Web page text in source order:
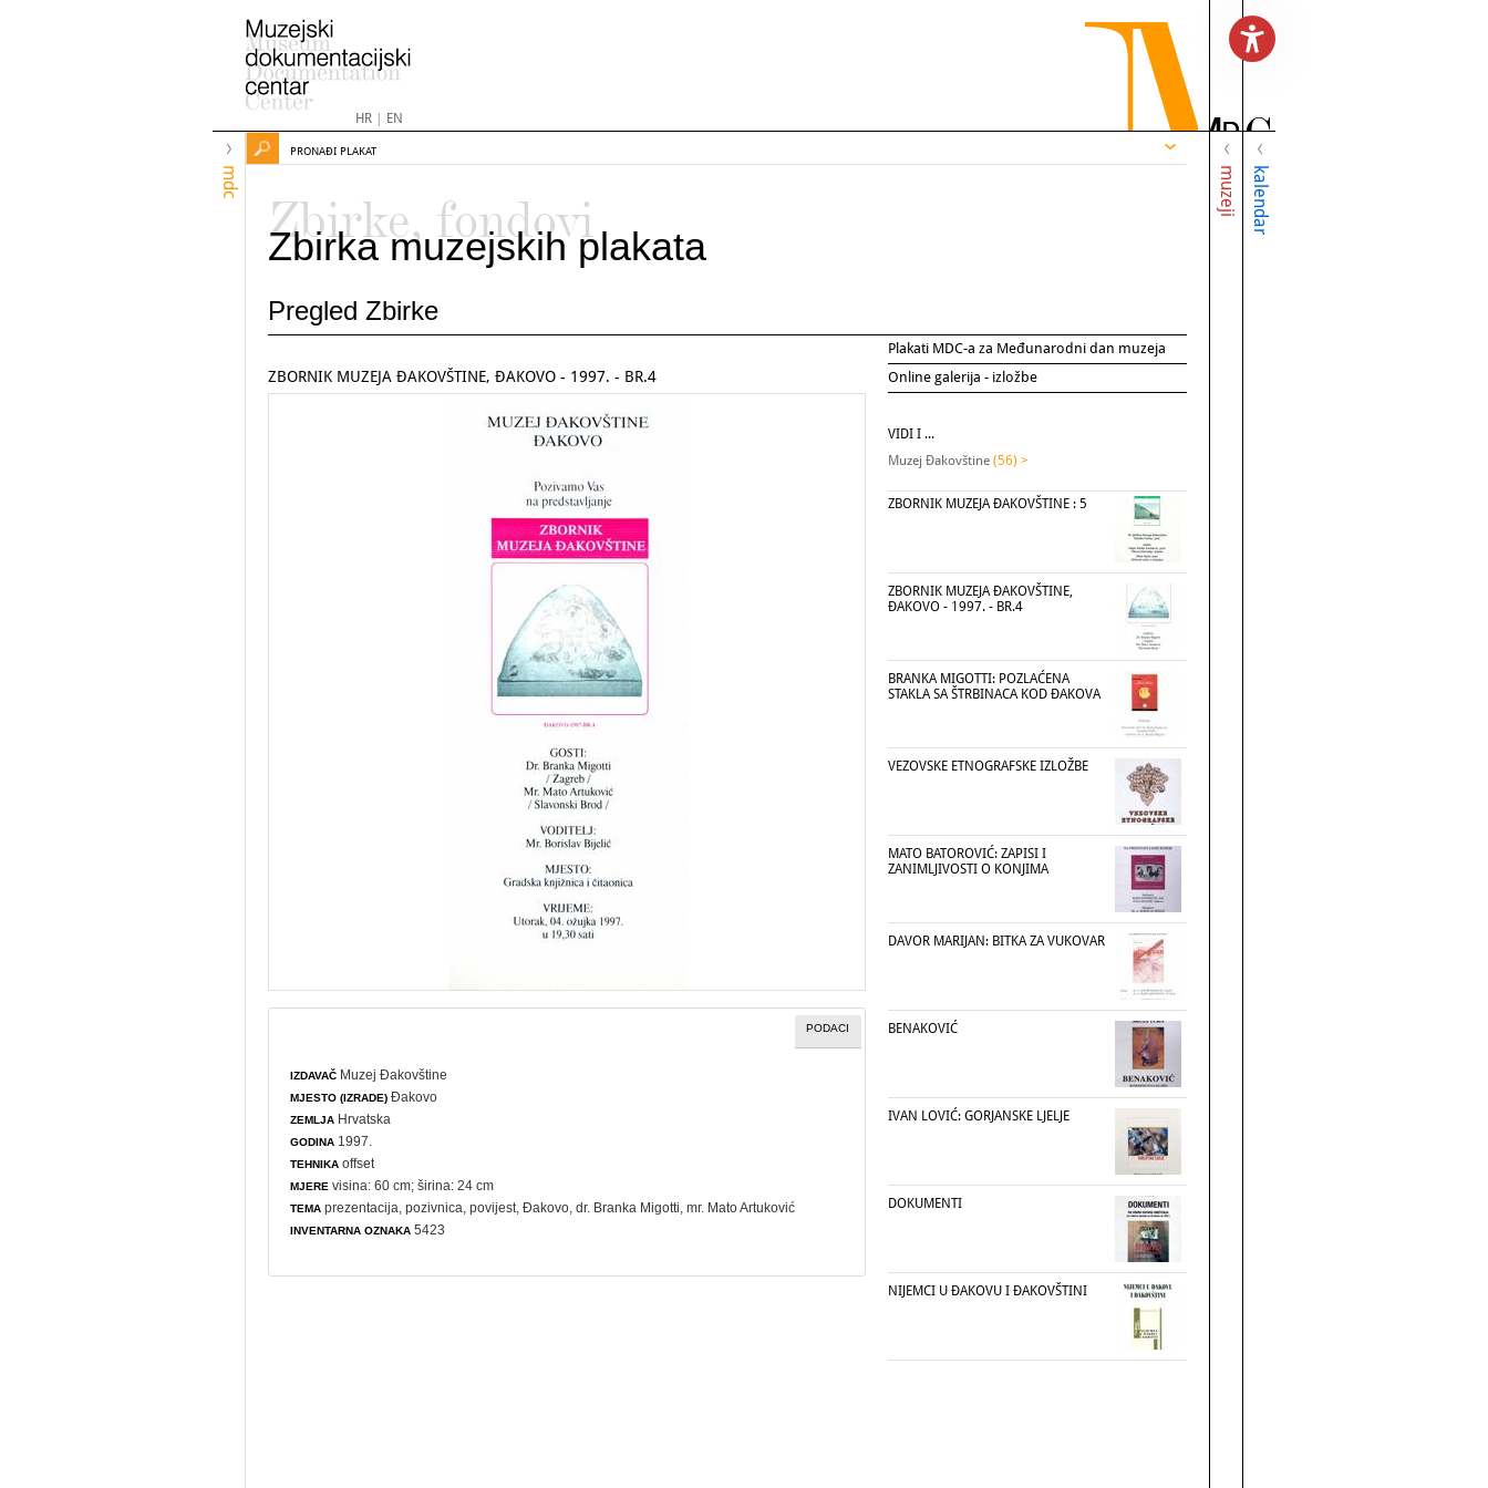
HR| EN
mdc muzeji kalendar
PRONAĐI PLAKAT
Zbirke, fondovi
Zbirka muzejskih plakata
Pregled Zbirke
Plakati MDC-a za Međunarodni dan muzeja
Online galerija - izložbe
ZBORNIK MUZEJA ĐAKOVŠTINE, ĐAKOVO - 1997. - BR.4
PODACI
IZDAVAČ Muzej Đakovštine
MJESTO (IZRADE) Đakovo
ZEMLJA Hrvatska
GODINA 1997.
TEHNIKA offset
MJERE visina: 60 cm; širina: 24 cm
TEMA prezentacija ,pozivnica ,povijest , Đakovo, dr. Branka Migotti, mr. Mato Artuković
INVENTARNA OZNAKA 5423
VIDI I ...
Muzej Đakovštine (56) >
ZBORNIK MUZEJA ĐAKOVŠTINE : 5
ZBORNIK MUZEJA ĐAKOVŠTINE,
ĐAKOVO - 1997. - BR.4
BRANKA MIGOTTI: POZLAĆENA
STAKLA SA ŠTRBINACA KOD ĐAKOVA
VEZOVSKE ETNOGRAFSKE IZLOŽBE
MATO BATOROVIĆ: ZAPISI I
ZANIMLJIVOSTI O KONJIMA
DAVOR MARIJAN: BITKA ZA VUKOVAR
BENAKOVIĆ
IVAN LOVIĆ: GORJANSKE LJELJE
DOKUMENTI
NIJEMCI U ĐAKOVU I ĐAKOVŠTINI